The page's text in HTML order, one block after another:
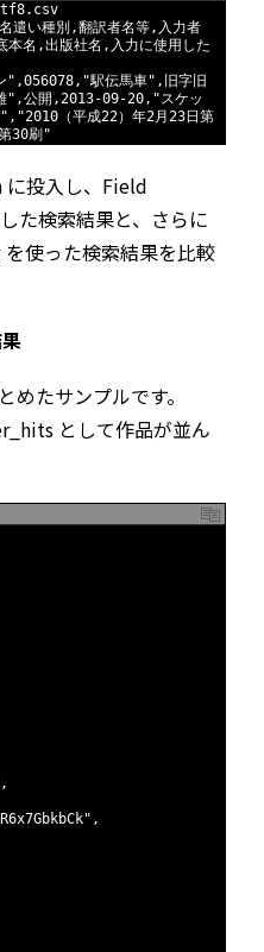
. csv
遣い種別 ,翻訳者名等, 入力者
本名 ,出版社名 , 入力に使用した
" ,056078, "駅伝馬車" , 旧字旧
" ,公開 ,2013-09-20, "スケッ
, "2010（平成22）年2月23日第
30刷"
に投入し、Field
た検索結果と、さらに
使った検索結果を比較
たサンプルです。
として作品が並ん
,
,